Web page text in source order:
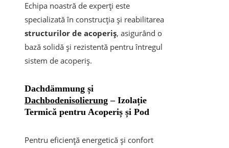
Echipa noastră de experți este
specializată în construcția și reabilitarea
structurilor de acoperiș, asigurând o
bază solidă și rezistentă pentru întregul
sistem de acoperiș.
Dachdämmung și
Dachbodenisolierung – Izolație
Termică pentru Acoperiș și Pod
Pentru eficiență energetică și confort